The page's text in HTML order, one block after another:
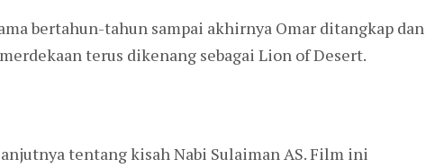
bertahun-tahun sampai akhirnya Omar ditangkap dan
terus dikenang sebagai Lion of Desert.
tentang kisah Nabi Sulaiman AS. Film ini